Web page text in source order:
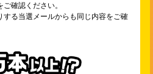
確認ください。
る当選メールからも同じ内容をご確